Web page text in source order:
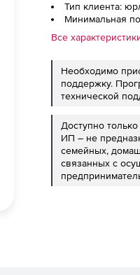
Тип клиента:
Минимальная
Все
Необходимо
поддержку.
технической
Доступно
ИП – не
семейных,
связанных с